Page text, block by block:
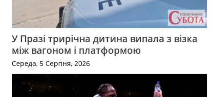
У Празі трирічна дитина випала з візка
між вагоном і платформою
Середа, 5 Серпня, 2026